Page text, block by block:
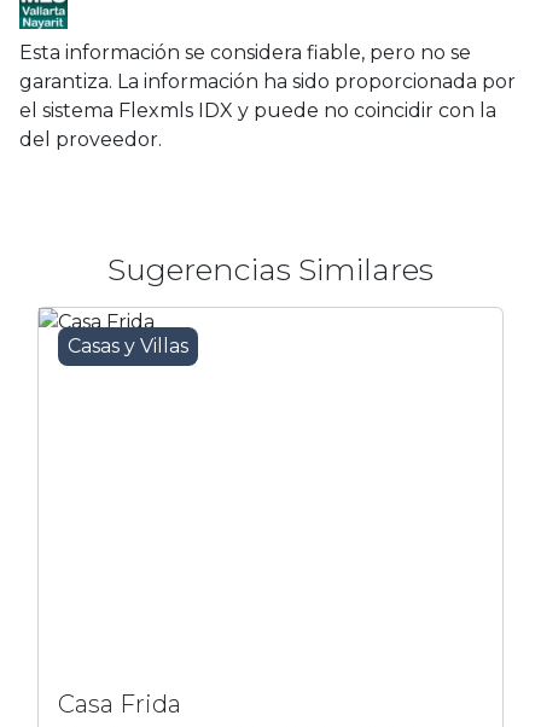
Esta información se considera fiable, pero no se
garantiza. La información ha sido proporcionada por
el sistema Flexmls IDX y puede no coincidir con la
del proveedor.
Sugerencias Similares
Casas y Villas
Casa Frida